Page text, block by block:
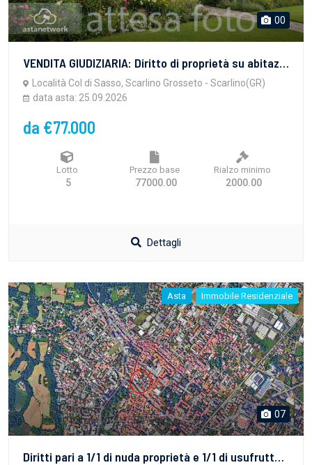
00
VENDITA GIUDIZIARIA: Diritto di proprietà su abitazione di tipo civile, situata nel comune di Scarlino (GR), località Col di Sasso, piano terra, all’interno del “Complesso C.A.V. Borgo Etrusco”. Per maggiori info contattare il dott. Caselli 349.5790550 visite@itasset.it - www.itasset.it
Località Col di Sasso, Scarlino Grosseto - Scarlino(GR)
data asta: 25.09.2026
da €77.000
Lotto
5
Prezzo base
77000.00
Rialzo minimo
2000.00
Dettagli
Asta Immobile Residenziale
07
Diritti pari a 1/1 di nuda proprietà e 1/1 di usufrutto su magazzino al piano seminterrato e su terreno di qualità uliveto.